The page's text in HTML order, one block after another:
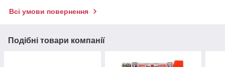
Всі умови повернення
Подібні товари компанії